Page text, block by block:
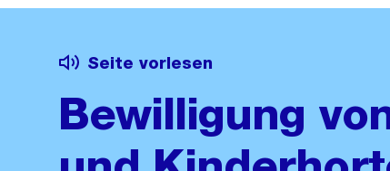
Seite vorlesen
Bewilligung